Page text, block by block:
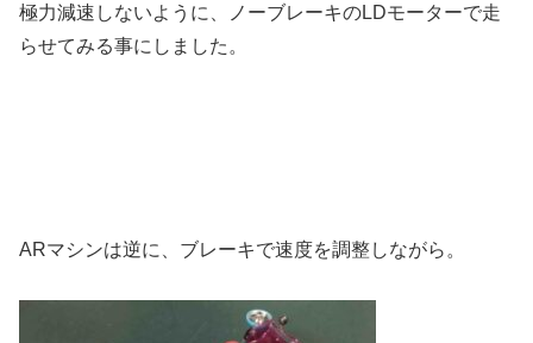
極力減速しないように、ノーブレーキのLDモーターで走
らせてみる事にしました。
ARマシンは逆に、ブレーキで速度を調整しながら。